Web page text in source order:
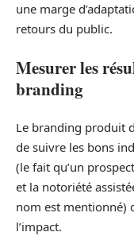
une marge
retours du public.
Mesurer les
branding
Le branding produit
de suivre les bons
(le fait qu’un
et la notoriété
nom est mentionné)
l’impact.